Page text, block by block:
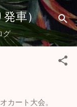
に移動
発車）
グ
カート大会。